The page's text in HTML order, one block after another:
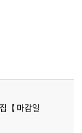
【 마감일